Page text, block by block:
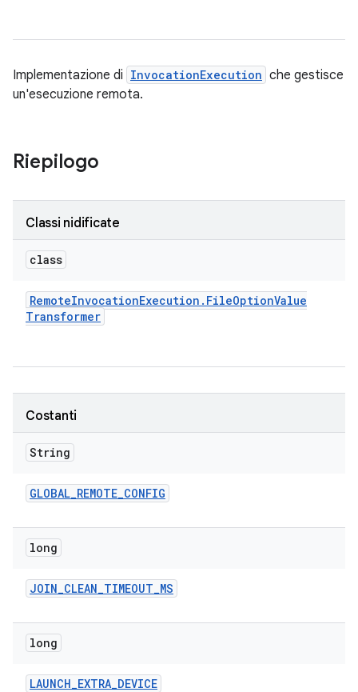
Implementazione di InvocationExecution che gestisce
un'esecuzione remota.
Riepilogo
Classi nidificate
class
RemoteInvocationExecution . FileOptionValue
Transformer
Costanti
String
GLOBAL_REMOTE_CONFIG
long
JOIN_CLEAN_TIMEOUT_MS
long
LAUNCH_EXTRA_DEVICE